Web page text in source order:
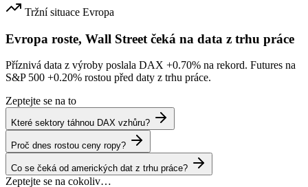
Tržní situace Evropa
Evropa roste, Wall Street čeká na data z trhu práce
Příznivá data z výroby poslala DAX +0.70% na rekord. Futures na
S&P 500 +0.20% rostou před daty z trhu práce.
Zeptejte se na to
Které sektory táhnou DAX vzhůru?
Proč dnes rostou ceny ropy?
Co se čeká od amerických dat z trhu práce?